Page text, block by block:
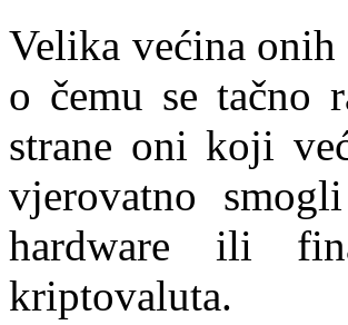
Velika većina onih
o čemu se tačno
strane oni koji
vjerovatno
hardware ili
kriptovaluta.